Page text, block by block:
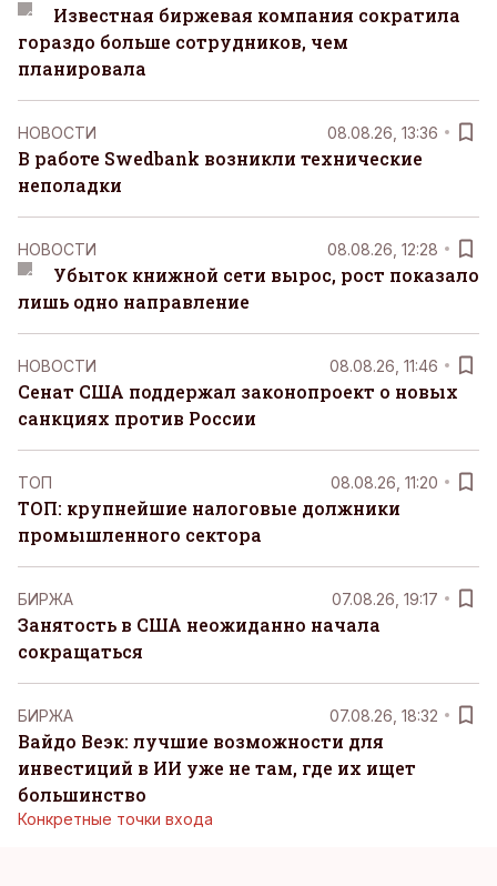
Известная биржевая компания сократила
гораздо больше сотрудников, чем
планировала
НОВОСТИ 08.08.26, 13:36
В работе Swedbank возникли технические
неполадки
НОВОСТИ 08.08.26, 12:28
Убыток книжной сети вырос, рост показало
лишь одно направление
НОВОСТИ 08.08.26, 11:46
Сенат США поддержал законопроект о новых
санкциях против России
ТОП 08.08.26, 11:20
ТОП: крупнейшие налоговые должники
промышленного сектора
БИРЖА 07.08.26, 19:17
Занятость в США неожиданно начала
сокращаться
БИРЖА 07.08.26, 18:32
Вайдо Веэк: лучшие возможности для
инвестиций в ИИ уже не там, где их ищет
большинство
Конкретные точки входа